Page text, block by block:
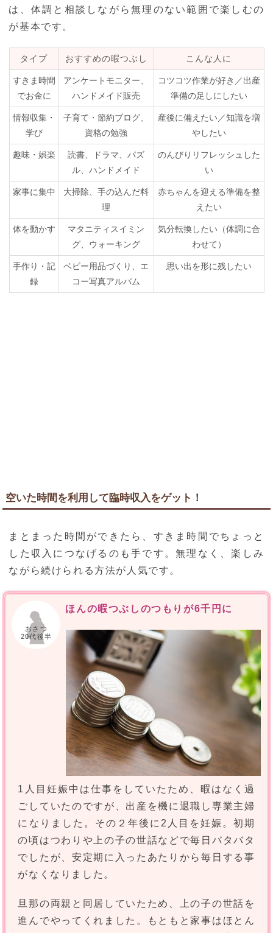
は、体調と相談しながら無理のない範囲で楽しむの
が基本です。
タイプ おすすめの暇つぶし こんな人に
すきま時間
でお金に
アンケートモニター、
ハンドメイド販売
コツコツ作業が好き／出産
準備の足しにしたい
情報収集・
学び
子育て・節約ブログ、
資格の勉強
産後に備えたい／知識を増
やしたい
趣味・娯楽
読書、ドラマ、パズ
ル、ハンドメイド
のんびりリフレッシュした
い
家事に集中
大掃除、手の込んだ料
理
赤ちゃんを迎える準備を整
えたい
体を動かす
マタニティスイミン
グ、ウォーキング
気分転換したい（体調に合
わせて）
手作り・記
録
ベビー用品づくり、エ
コー写真アルバム
思い出を形に残したい
空いた時間を利用して臨時収入をゲット！
まとまった時間ができたら、すきま時間でちょっと
した収入につなげるのも手です。無理なく、楽しみ
ながら続けられる方法が人気です。
おさつ
20代後半
ほんの暇つぶしのつもりが6千円に
1人目妊娠中は仕事をしていたため、暇はなく過
ごしていたのですが、出産を機に退職し専業主婦
になりました。その２年後に2人目を妊娠。初期
の頃はつわりや上の子の世話などで毎日バタバタ
でしたが、安定期に入ったあたりから毎日する事
がなくなりました。
旦那の両親と同居していたため、上の子の世話を
進んでやってくれました。もともと家事はほとん